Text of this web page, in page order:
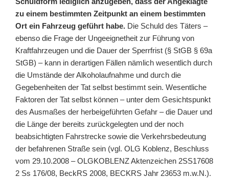
zu einem bestimmten Zeitpunkt an einem bestimmten
Ort ein Fahrzeug geführt habe. Die Schuld des Täters –
ebenso die Frage der Ungeeignetheit zur Führung von
Kraftfahrzeugen und die Dauer der Sperrfrist (§ StGB § 69a
StGB) – kann in derartigen Fällen nämlich wesentlich durch
die Umstände der Alkoholaufnahme und durch die
Gegebenheiten der Tat selbst bestimmt sein. Wesentliche
Faktoren der Tat selbst können – unter dem Gesichtspunkt
des Ausmaßes der herbeigeführten Gefahr – die Dauer und
die Länge der bereits zurückgelegten und der noch
beabsichtigten Fahrstrecke sowie die Verkehrsbedeutung
der befahrenen Straße sein (vgl. OLG Koblenz, Beschluss
vom 29.10.2008 – OLGKOBLENZ Aktenzeichen 2SS17608
2 Ss 176/08, BeckRS 2008, BECKRS Jahr 23653 m.w.N.).